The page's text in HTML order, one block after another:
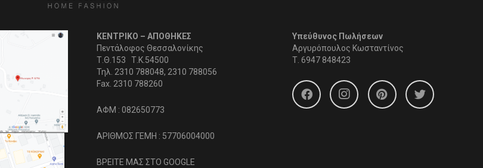
ΚΕΝΤΡΙΚΟ – ΑΠΟΘΗΚΕΣ
Πεντάλοφος Θεσσαλονίκης
Τ.Θ.153 Τ.Κ.54500
Τηλ. 2310 788048, 2310 788056
Fax. 2310 788260
ΑΦΜ : 082650773
ΑΡΙΘΜΟΣ ΓΕΜΗ : 57706004000
ΒΡΕΙΤΕ ΜΑΣ ΣΤΟ GOOGLE
Υπεύθυνος Πωλήσεων
Αργυρόπουλος Κωσταντίνος
Τ. 6947 848423